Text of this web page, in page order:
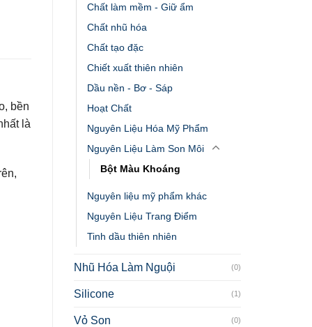
Chất làm mềm - Giữ ẩm
Chất nhũ hóa
Chất tạo đặc
Chiết xuất thiên nhiên
Dầu nền - Bơ - Sáp
Hoạt Chất
Nguyên Liệu Hóa Mỹ Phẩm
Nguyên Liệu Làm Son Môi
Bột Màu Khoáng
Nguyên liệu mỹ phẩm khác
Nguyên Liệu Trang Điểm
Tinh dầu thiên nhiên
Nhũ Hóa Làm Nguội (0)
Silicone (1)
Vỏ Son (0)
bền
là